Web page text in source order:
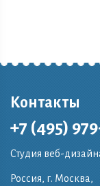
Контакты
+7 (495)
Студия веб-
Россия, г. Москва,